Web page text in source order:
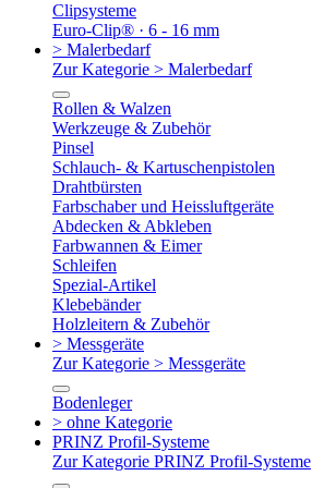
Clipsysteme
Euro-Clip® · 6 - 16 mm
> Malerbedarf
Zur Kategorie > Malerbedarf
Rollen & Walzen
Werkzeuge & Zubehör
Pinsel
Schlauch- & Kartuschenpistolen
Drahtbürsten
Farbschaber und Heissluftgeräte
Abdecken & Abkleben
Farbwannen & Eimer
Schleifen
Spezial-Artikel
Klebebänder
Holzleitern & Zubehör
> Messgeräte
Zur Kategorie > Messgeräte
Bodenleger
> ohne Kategorie
PRINZ Profil-Systeme
Zur Kategorie PRINZ Profil-Systeme